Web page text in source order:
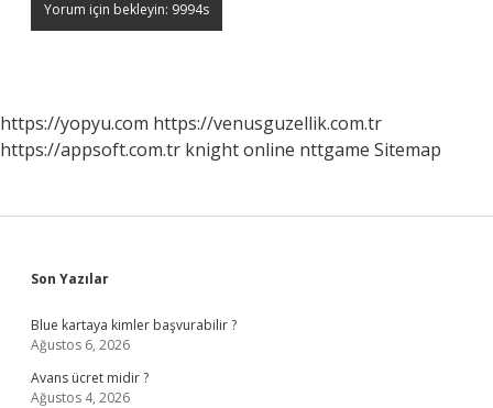
https://yopyu.com https://venusguzellik.com.tr
https://appsoft.com.tr knight online nttgame Sitemap
Sidebar
Son Yazılar
Blue kartaya kimler başvurabilir ?
Ağustos 6, 2026
Avans ücret midir ?
Ağustos 4, 2026